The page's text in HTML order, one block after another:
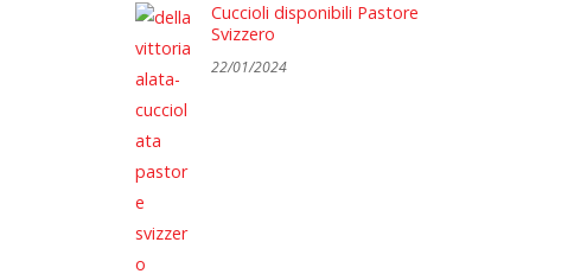
Cuccioli disponibili Pastore
Svizzero
22/01/2024